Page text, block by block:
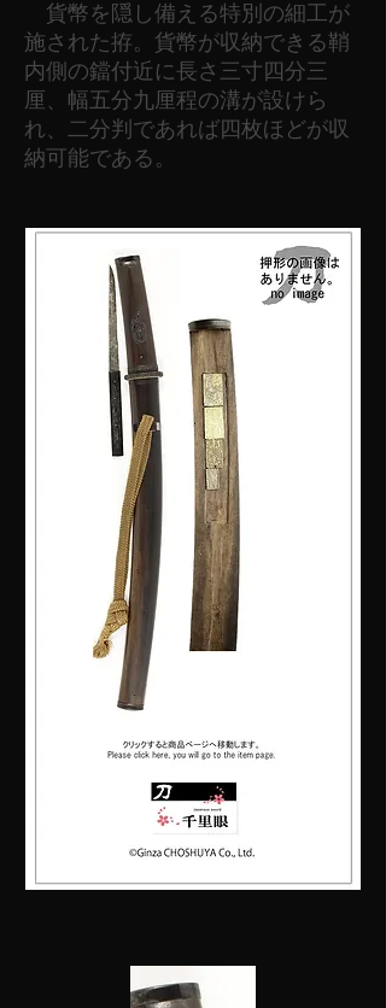
貨幣を隠し備える特別の細工が
施された拵。貨幣が収納できる鞘
内側の鐺付近に長さ三寸四分三
厘、幅五分九厘程の溝が設けら
れ、二分判であれば四枚ほどが収
納可能である。